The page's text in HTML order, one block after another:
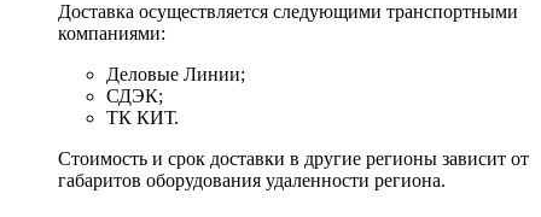
Доставка осуществляется следующими транспортными
компаниями:
Деловые Линии;
СДЭК;
ТК КИТ.
Стоимость и срок доставки в другие регионы зависит от
габаритов оборудования удаленности региона.